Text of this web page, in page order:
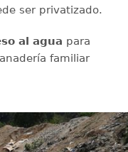
ser privatizado.
al agua para
familiar